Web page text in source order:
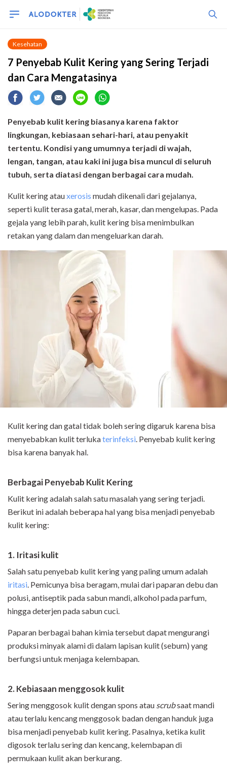
Kesehatan
7 Penyebab Kulit Kering yang Sering Terjadi
dan Cara Mengatasinya
Penyebab kulit kering biasanya karena faktor
lingkungan, kebiasaan sehari-hari, atau penyakit
tertentu. Kondisi yang umumnya terjadi di wajah,
lengan, tangan, atau kaki ini juga bisa muncul di seluruh
tubuh, serta diatasi dengan berbagai cara mudah.
Kulit kering atauxerosis mudah dikenali dari gejalanya,
seperti kulit terasa gatal, merah, kasar, dan mengelupas. Pada
gejala yang lebih parah, kulit kering bisa menimbulkan
retakan yang dalam dan mengeluarkan darah.
Kulit kering dan gatal tidak boleh sering digaruk karena bisa
menyebabkan kulit terlukaterinfeksi. Penyebab kulit kering
bisa karena banyak hal.
Berbagai Penyebab Kulit Kering
Kulit kering adalah salah satu masalah yang sering terjadi.
Berikut ini adalah beberapa hal yang bisa menjadi penyebab
kulit kering:
1. Iritasi kulit
Salah satu penyebab kulit kering yang paling umum adalah
iritasi. Pemicunya bisa beragam, mulai dari paparan debu dan
polusi, antiseptik pada sabun mandi, alkohol pada parfum,
hingga deterjen pada sabun cuci.
Paparan berbagai bahan kimia tersebut dapat mengurangi
produksi minyak alami di dalam lapisan kulit (sebum) yang
berfungsi untuk menjaga kelembapan.
2. Kebiasaan menggosok kulit
Sering menggosok kulit dengan spons atau scrubsaat mandi
atau terlalu kencang menggosok badan dengan handuk juga
bisa menjadi penyebab kulit kering. Pasalnya, ketika kulit
digosok terlalu sering dan kencang, kelembapan di
permukaan kulit akan berkurang.